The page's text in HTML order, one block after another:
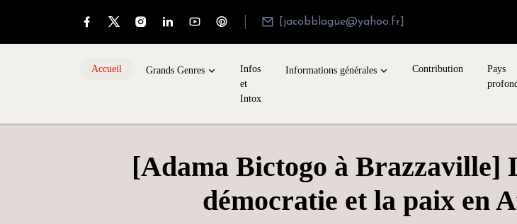
[jacobblague@yahoo.fr]
Accueil Grands Genres
Infos
et
Intox
Informations générales Contribution
Pays
[Adama Bictogo à
démocratie et la paix en